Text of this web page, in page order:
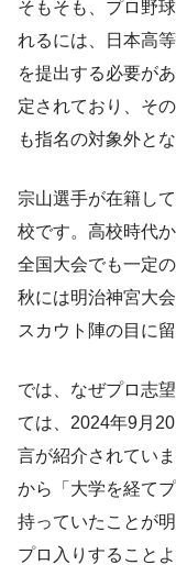
そもそも、プロ野
れるには、日本高
を提出する必要が
定されており、そ
も指名の対象外とな
宗山選手が在籍し
校です。高校時代
全国大会でも一定
秋には明治神宮大
スカウト陣の目に
では、なぜプロ志
ては、2024年9月
言が紹介されてい
から「大学を経て
持っていたことが
プロ入りすること